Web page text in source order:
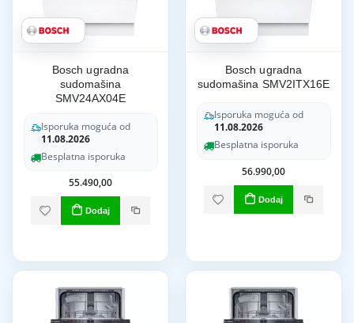
Bosch ugradna
sudomašina
SMV24AX04E
Isporuka moguća od
11.08.2026
Besplatna isporuka
55.490,00
Dodaj
Bosch ugradna
sudomašina SMV2ITX16E
Isporuka moguća od
11.08.2026
Besplatna isporuka
56.990,00
Dodaj